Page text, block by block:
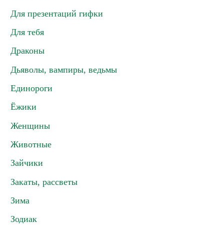
Для презентаций гифки
Для тебя
Драконы
Дьяволы, вампиры, ведьмы
Единороги
Ёжики
Женщины
Животные
Зайчики
Закаты, рассветы
Зима
Зодиак